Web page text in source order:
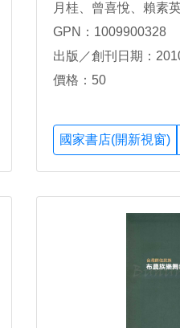
月桂、曾喜悅、賴素
GPN：1009900328
出版／創刊日期：
價格：50
國家書店(開新視窗)